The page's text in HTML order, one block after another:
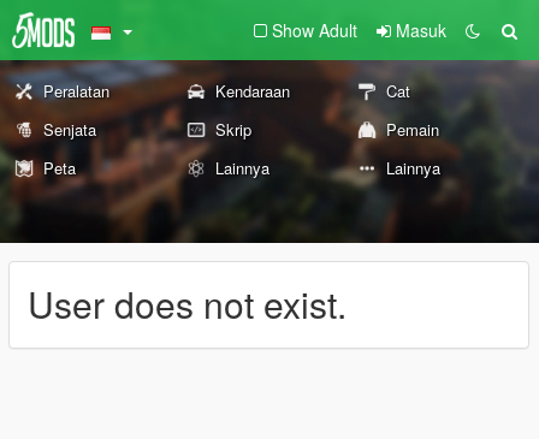
Show Adult Masuk
Peralatan Kendaraan
Cat
Senjata
Skrip
Pemain
Peta
Lainnya Lainnya
User does not exist.